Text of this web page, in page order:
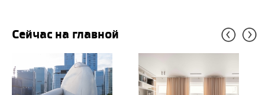
Сейчас на главной